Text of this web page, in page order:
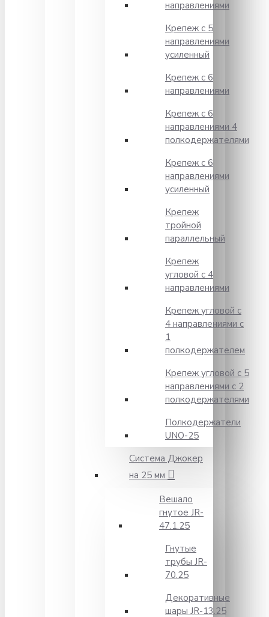
направлениями
Крепеж с 5
направлениями
усиленный
Крепеж с 6
направлениями
Крепеж с 6
направлениями 4
полкодержателями
Крепеж с 6
направлениями
усиленный
Крепеж
тройной
параллельный
Крепеж
угловой с 4
направлениями
Крепеж угловой с
4 направлениями с
1
полкодержателем
Крепеж угловой с 5
направлениями с 2
полкодержателями
Полкодержатели
UNO-25
Система Джокер
на 25 мм
Вешало
гнутое JR-
47.1.25
Гнутые
трубы JR-
70.25
Декоративные
шары JR-13.25